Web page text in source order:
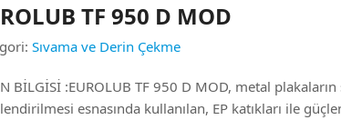
TF 950 D MOD
Sıvama ve Derin Çekme
BİLGİSİ :EUROLUB TF 950 D MOD, metal
esnasında kullanılan, EP katıkları ile